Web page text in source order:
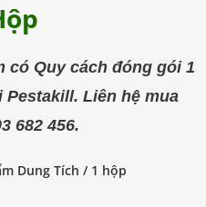
có Quy cách đóng gói 1
Liên hệ mua
682 456.
Dung Tích / 1 hộp